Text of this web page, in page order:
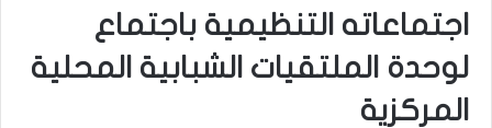
اجتماعاته التنظيمية باجتماع
لوحدة الملتقيات الشبابية المحلية
المركزية